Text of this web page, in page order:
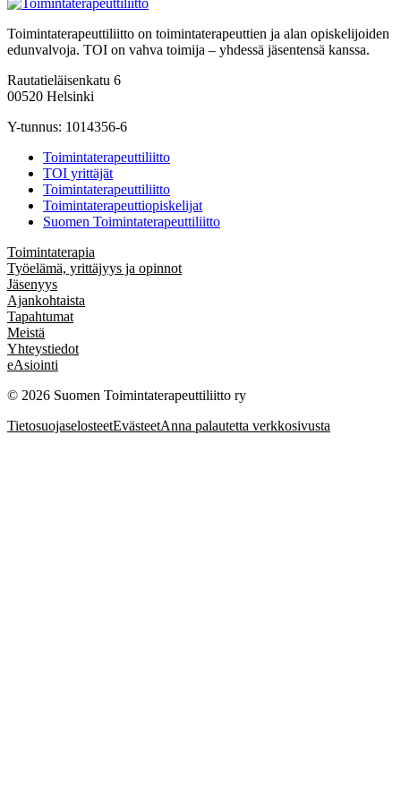
Toimintaterapeuttiliitto on toimintaterapeuttien ja alan opiskelijoiden
edunvalvoja. TOI on vahva toimija – yhdessä jäsentensä kanssa.
Rautatieläisenkatu 6
00520 Helsinki
Y-tunnus: 1014356-6
Toimintaterapeuttiliitto
TOI yrittäjät
Toimintaterapeuttiliitto
Toimintaterapeuttiopiskelijat
Suomen Toimintaterapeuttiliitto
Toimintaterapia
Työelämä, yrittäjyys ja opinnot
Jäsenyys
Ajankohtaista
Tapahtumat
Meistä
Yhteystiedot
eAsiointi
© 2026 Suomen Toimintaterapeuttiliitto ry
TietosuojaselosteetEvästeetAnna palautetta verkkosivusta